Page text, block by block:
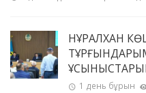
НҰРАЛХАН
1 день бұрын